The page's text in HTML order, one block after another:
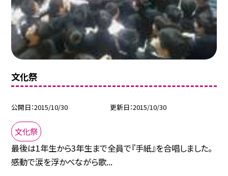
文化祭
公開日 2015/10/30 更新日 2015/10/30
文化祭
最後は1年生から3年生まで全員で『手紙』を合唱しました。
感動で涙を浮かべながら歌...